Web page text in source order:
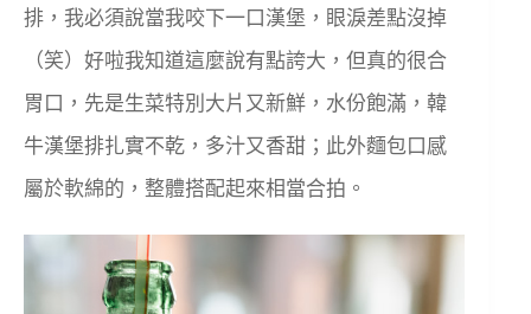
排，我必須說當我咬下一口漢堡，眼淚差點沒掉
（笑）好啦我知道這麼說有點誇大，但真的很合
胃口，先是生菜特別大片又新鮮，水份飽滿，韓
牛漢堡排扎實不乾，多汁又香甜；此外麵包口感
屬於軟綿的，整體搭配起來相當合拍。